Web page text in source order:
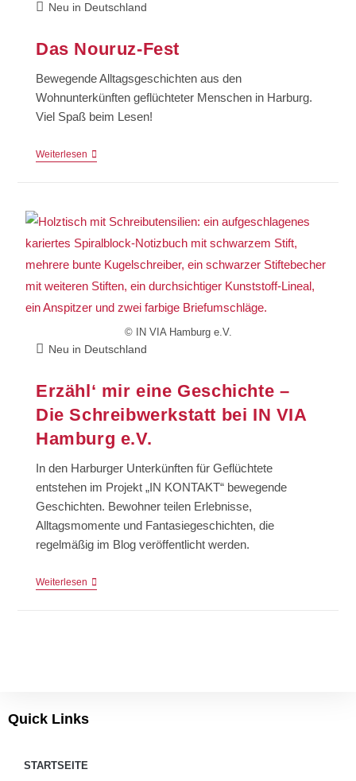
Neu in Deutschland
Das Nouruz-Fest​
Bewegende Alltagsgeschichten aus den
Wohnunterkünften geflüchteter Menschen in Harburg.
Viel Spaß beim Lesen!
Weiterlesen
© IN VIA Hamburg e.V.
Neu in Deutschland
Erzähl‘ mir eine Geschichte –
Die Schreibwerkstatt bei IN VIA
Hamburg e.V.
In den Harburger Unterkünften für Geflüchtete
entstehen im Projekt „IN KONTAKT“ bewegende
Geschichten. Bewohner teilen Erlebnisse,
Alltagsmomente und Fantasiegeschichten, die
regelmäßig im Blog veröffentlicht werden.
Weiterlesen
Quick Links
STARTSEITE